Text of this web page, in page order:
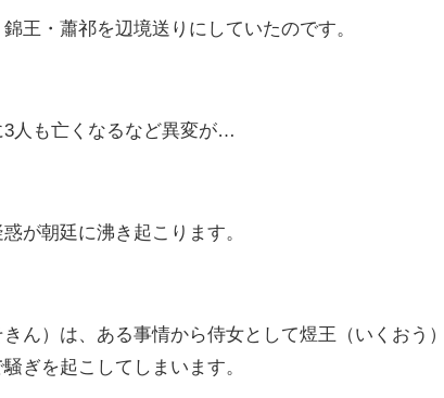
王・蕭祁を辺境送りにしていたのです。
人も亡くなるなど異変が…
が朝廷に沸き起こります。
ん）は、ある事情から侍女として煜王（いくおう
ぎを起こしてしまいます。